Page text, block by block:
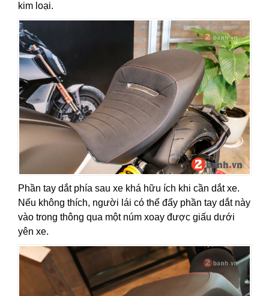
kim loại.
Phần tay dắt phía sau xe khá hữu ích khi cần dắt xe.
Nếu không thích, người lái có thể đẩy phần tay dắt này
vào trong thông qua một núm xoay được giấu dưới
yên xe.